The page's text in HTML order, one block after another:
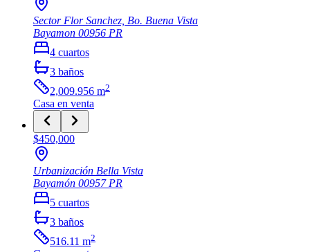
Sector Flor Sanchez, Bo. Buena Vista
Bayamon 00956 PR
4 cuartos
3 baños
2,009.956 m2
Casa en venta
$450,000
Urbanización Bella Vista
Bayamón 00957PR
5 cuartos
3 baños
516.11 m2